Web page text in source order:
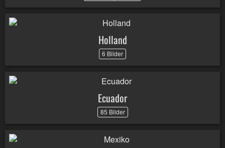
Holland
6 Bilder
Ecuador
85 Bilder